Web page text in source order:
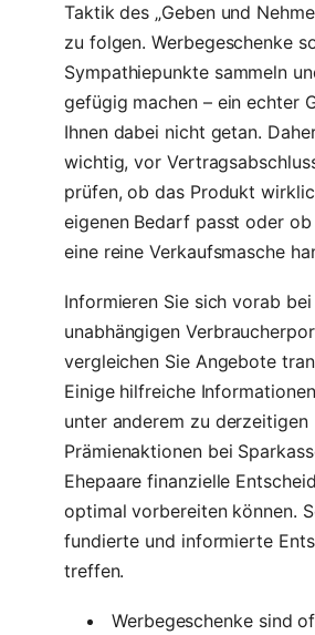
Taktik des „Geben und
zu folgen. Werbegeschenke
Sympathiepunkte sammeln
gefügig machen – ein echter
Ihnen dabei nicht getan.
wichtig, vor
prüfen, ob das Produkt
eigenen Bedarf passt oder ob
eine reine Verkaufsmasche
Informieren Sie sich vorab bei
unabhängigen
vergleichen Sie Angebote
Einige hilfreiche
unter anderem zu derzeitigen
Prämienaktionen bei
Ehepaare finanzielle
optimal vorbereiten können.
fundierte und informierte
treffen.
Werbegeschenke sind